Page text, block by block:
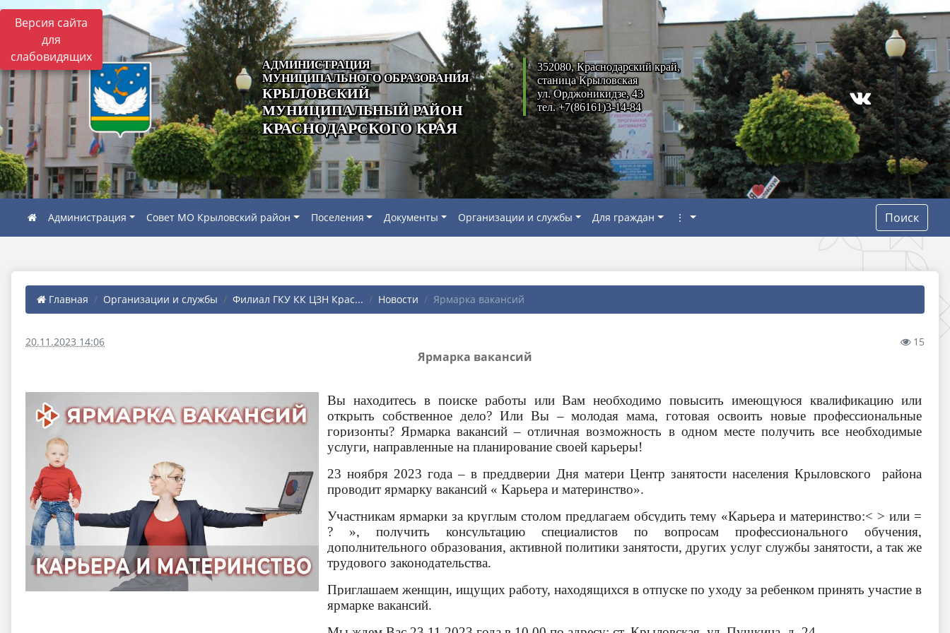
Версия сайта
для
слабовидящих
АДМИНИСТРАЦИЯ
МУНИЦИПАЛЬНОГО ОБРАЗОВАНИЯ
КРЫЛОВСКИЙ
МУНИЦИПАЛЬНЫЙ РАЙОН
КРАСНОДАРСКОГО КРАЯ
352080, Краснодарский край,
станица Крыловская
ул. Орджоникидзе, 43
тел. +7(86161)3-14-84
Администрация Совет МО Крыловский район Поселения Документы Организации и службы Для граждан ⋮ Поиск
Главная Организации и службы Филиал ГКУ КК ЦЗН Крас... Новости Ярмарка вакансий
20.11.2023 14:06 15
Ярмарка вакансий
Вы находитесь в поиске работы или Вам необходимо повысить имеющуюся квалификацию или
открыть собственное дело? Или Вы – молодая мама, готовая освоить новые профессиональные
горизонты? Ярмарка вакансий – отличная возможность в одном месте получить все необходимые
услуги, направленные на планирование своей карьеры!
23 ноября 2023 года – в преддверии Дня матери Центр занятости населения Крыловского района
проводит ярмарку вакансий « Карьера и материнство».
Участникам ярмарки за круглым столом предлагаем обсудить тему «Карьера и материнство:< > или =
? », получить консультацию специалистов по вопросам профессионального обучения,
дополнительного образования, активной политики занятости, других услуг службы занятости, а так же
трудового законодательства.
Приглашаем женщин, ищущих работу, находящихся в отпуске по уходу за ребенком принять участие в
ярмарке вакансий.